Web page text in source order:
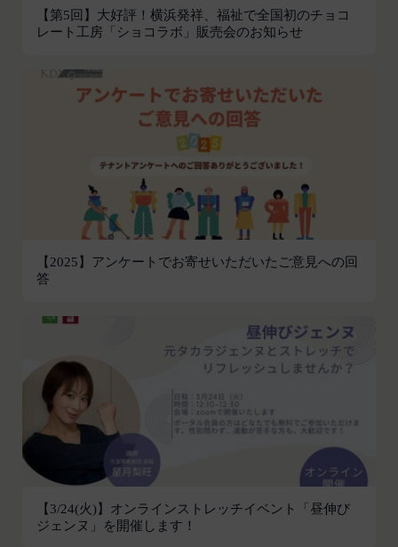
【第5回】大好評！横浜発祥、福祉で全国初のチョコ
レート工房「ショコラボ」販売会のお知らせ
【2025】アンケートでお寄せいただいたご意見への回
答
【3/24(火)】オンラインストレッチイベント「昼伸び
ジェンヌ」を開催します！
携先に開示を認めた情報を取得することがありま
す。
当社は、お客様からご提供いただいたお客様情報
を、当社各サービスの利用規約において定める利用
目的の範囲内で利用します。
Cookie（クッキー）について
当社は、お客様にとってより使いやすく、より価値
ある情報を提供するためにCookie(以下「クッキ
ー」といいます。これに類似の技術を含みます。)
を使用することがあります。
クッキーは、ウェブサイトを利用されたときにご利
用のパソコンや携帯端末に一時的にデータを保存さ
バに、当社サイト内におけるお客様の行動履歴(ア
クセスしたURL、コンテンツ、参照順序等)や、年
齢や性別、職業、居住地域、位置情報等個人が特定
できない属性情報(それらの組み合わせによっても
個人が特定できないもの)を取得することがありま
す。
お客様がご自身に関する情報の取得を望まれない場
合は、ブラウザや携帯端末の設定により、クッキー
の受け取りを拒否することも可能です。なお、クッ
キーの受け取りを拒否された場合、当社のサービス
の一部がご利用できなくなることがあります。
す。
第2条（総則・適用範囲）
に関し適用され、登録手続き完了後の本サービスの
提供条件及び当社と会員との権利義務関係を定める
当社が、当社ウェブサイト上に本サービスに関する
個別規定や追加規定を掲載する場合、又は第11条
に定める方法により本サービスに関するルール等を
発信する場合、それらは本規約の一部を構成するも
のとし、個別規定、追加規定又はルール等が本規約
と抵触する場合には、当該個別規定、追加規定又は
会員の明示の承諾を得ることなく、本規約を変更す
ることができるものとします。
前項による本規約の変更をするときは、その効力発
生日を定め、かつ、本規約を変更する旨及び変更後
の本規約の内容並びにその効力発生日を、会員に対
し、本規約変更の効力発生日前に、第11条に定め
る方法により通知するものとします。ただし、文言
の修正等、会員に不利益を与えるものではない軽微
な変更の場合には、当該通知を省略することができ
ます。